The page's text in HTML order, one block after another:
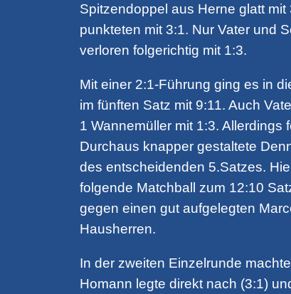
Spitzendoppel aus Herne glatt
punkteten mit 3:1. Nur Vater und
verloren folgerichtig mit 1:3.
Mit einer 2:1-Führung ging es in
im fünften Satz mit 9:11. Auch
1 Wannemüller mit 1:3.
Durchaus knapper gestaltete
des entscheidenden 5.Satzes.
folgende Matchball zum 12:10
gegen einen gut aufgelegten
Hausherren.
In der zweiten Einzelrunde
Homann legte direkt nach (3:1)